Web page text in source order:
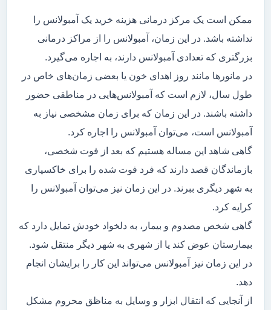
ممکن است یک مرکز درمانی هزینه خرید یک آمبولانس را
نداشته باشد. در این زمان، آمبولانس را از مراکز درمانی
بزرگتری که تعدادی آمبولانس دارند، به اجاره می‌گیرد.
در مانور‌ها مانند روز اهدای خون یا بعضی زمان‌های خاص در
طول سال، لازم است که آمبولانس‌هایی در مناطقی حضور
داشته باشند. در این زمان که برای زمان مشخصی نیاز به
آمبولانس است، می‌توان آمبولانس را اجاره کرد.
گاهی شاهد این مساله هستیم که بعد از فوت شخصی،
بازماندگان قصد دارند که فرد فوت شده را برای خاکسپاری
به شهر دیگری ببرند. در این زمان نیز می‌توان آمبولانس را
کرایه کرد.
گاهی شخص مصدوم و بیمار، به دلخواد خودش تمایل دارد که
بیمارستان عوض کند یا از شهری به شهر دیگر منتقل شود.
در این زمان نیز آمبولانس می‌تواند این کار را برایشان انجام
دهد.
از آنجایی که انتقال ابزار و وسایل به مناظق محروم مشکل